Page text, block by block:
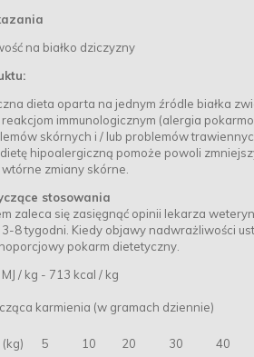
na białko dziczyzny
dieta oparta na jednym źródle białka
immunologicznym (alergia
skórnych i / lub problemów
hipoalergiczną pomoże powoli
zmiany skórne.
stosowania
zaleca się zasięgnąć opinii lekarza
8 tygodni. Kiedy objawy nadwrażliwości
pokarm dietetyczny.
MJ / kg - 713 kcal / kg
karmienia (w gramach dziennie)
(kg) 5 10 20 30 40